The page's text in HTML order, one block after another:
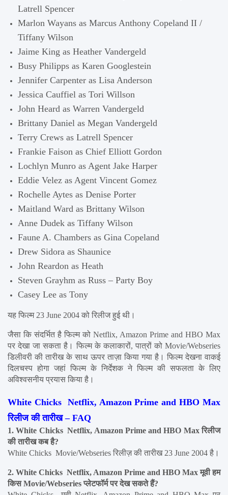
Latrell Spencer
Marlon Wayans as Marcus Anthony Copeland II /
Tiffany Wilson
Jaime King as Heather Vandergeld
Busy Philipps as Karen Googlestein
Jennifer Carpenter as Lisa Anderson
Jessica Cauffiel as Tori Willson
John Heard as Warren Vandergeld
Brittany Daniel as Megan Vandergeld
Terry Crews as Latrell Spencer
Frankie Faison as Chief Elliott Gordon
Lochlyn Munro as Agent Jake Harper
Eddie Velez as Agent Vincent Gomez
Rochelle Aytes as Denise Porter
Maitland Ward as Brittany Wilson
Anne Dudek as Tiffany Wilson
Faune A. Chambers as Gina Copeland
Drew Sidora as Shaunice
John Reardon as Heath
Steven Grayhm as Russ – Party Boy
Casey Lee as Tony
यह फिल्म 23 June 2004 को रिलीज हुई थी।
जैसा कि संदर्भित है फिल्म को Netflix, Amazon Prime and HBO Max
पर देखा जा सकता है। फिल्म के कलाकारों, पात्रों को Movie/Webseries
डिलीवरी की तारीख के साथ ऊपर ताज़ा किया गया है। फिल्म देखना वाकई
दिलचस्प होगा जहां फिल्म के निर्देशक ने फिल्म की सफलता के लिए
अविश्वसनीय प्रयास किया है।
White Chicks  Netflix, Amazon Prime and HBO Max
रिलीज की तारीख – FAQ
1. White Chicks  Netflix, Amazon Prime and HBO Max रिलीज
की तारीख कब है?
White Chicks  Movie/Webseries रिलीज़ की तारीख 23 June 2004 है।
2. White Chicks  Netflix, Amazon Prime and HBO Max मूवी हम
किस Movie/Webseries प्लेटफॉर्म पर देख सकते हैं?